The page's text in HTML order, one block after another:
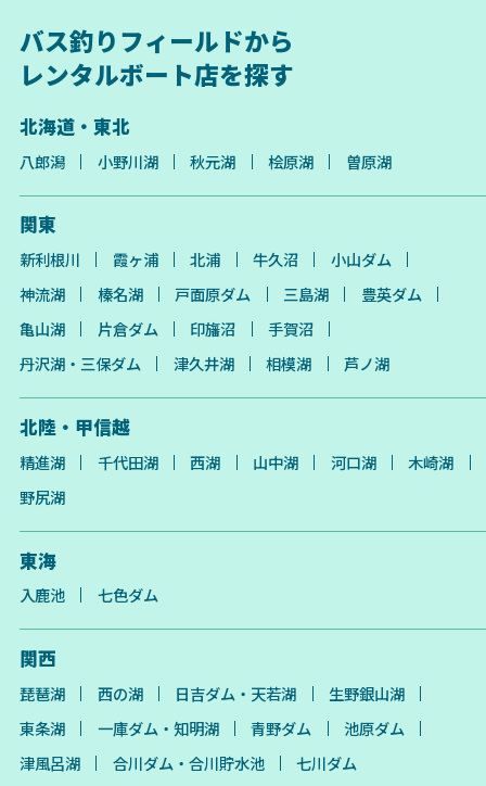
バス釣りフィールドから
レンタルボート店を探す
北海道・東北
八郎潟 小野川湖 秋元湖 桧原湖 曽原湖
関東
新利根川 霞ヶ浦 北浦 牛久沼
小山ダム
神流湖
榛名湖 戸面原ダム 三島湖
豊英ダム
亀山湖
片倉ダム 印旛沼
手賀沼
丹沢湖・三保ダム
津久井湖 相模湖 芦ノ湖
北陸・甲信越
精進湖 千代田湖 西湖 山中湖 河口湖
木崎湖
野尻湖
東海
入鹿池 七色ダム
関西
琵琶湖 西の湖 日吉ダム・天若湖
生野銀山湖
東条湖
一庫ダム・知明湖 青野ダム
池原ダム
津風呂湖
合川ダム・合川貯水池 七川ダム